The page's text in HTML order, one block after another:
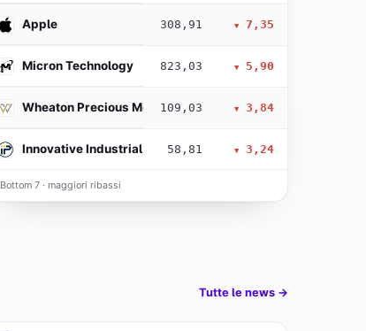
Apple 308,91 ▼7,35
Micron Technology 823,03 ▼5,90
Wheaton Precious Metals109,03 ▼3,84
Innovative Industrial Properties
58,81 ▼3,24
Bottom 7 · maggiori ribassi
Tutte le news →